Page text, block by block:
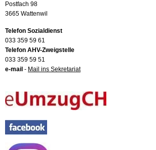
Postfach 98
3665 Wattenwil
Telefon Sozialdienst
033 359 59 61
Telefon AHV-Zweigstelle
033 359 59 51
e-mail - Mail ins Sekretariat